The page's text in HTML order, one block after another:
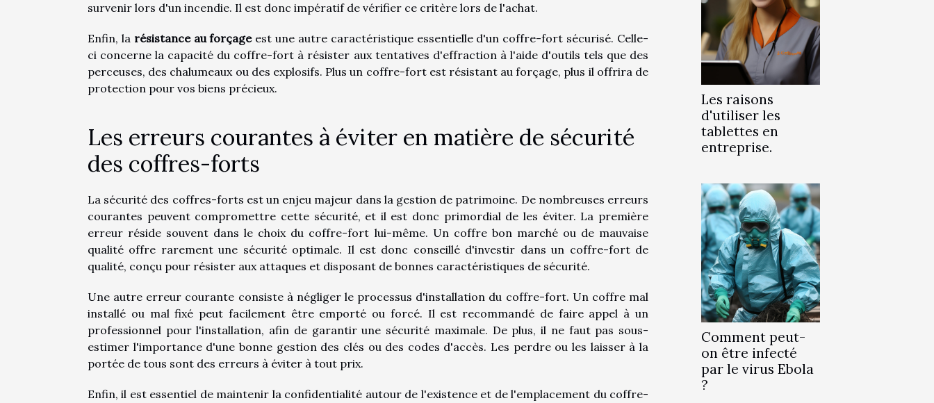
survenir lors d'un incendie. Il est donc impératif de vérifier ce critère lors de l'achat.
Enfin, la résistance au forçageest une autre caractéristique essentielle d'un coffre-fort sécurisé. Celle-
ci concerne la capacité du coffre-fort à résister aux tentatives d'effraction à l'aide d'outils tels que des
perceuses, des chalumeaux ou des explosifs. Plus un coffre-fort est résistant au forçage, plus il offrira de
protection pour vos biens précieux.
Les erreurs courantes à éviter en matière de sécurité
des coffres-forts
La sécurité des coffres-forts est un enjeu majeur dans la gestion de patrimoine. De nombreuses erreurs
courantes peuvent compromettre cette sécurité, et il est donc primordial de les éviter. La première
erreur réside souvent dans le choix du coffre-fort lui-même. Un coffre bon marché ou de mauvaise
qualité offre rarement une sécurité optimale. Il est donc conseillé d'investir dans un coffre-fort de
qualité, conçu pour résister aux attaques et disposant de bonnes caractéristiques de sécurité.
Une autre erreur courante consiste à négliger le processus d'installation du coffre-fort. Un coffre mal
installé ou mal fixé peut facilement être emporté ou forcé. Il est recommandé de faire appel à un
professionnel pour l'installation, afin de garantir une sécurité maximale. De plus, il ne faut pas sous-
estimer l'importance d'une bonne gestion des clés ou des codes d'accès. Les perdre ou les laisser à la
portée de tous sont des erreurs à éviter à tout prix.
Enfin, il est essentiel de maintenir la confidentialité autour de l'existence et de l'emplacement du coffre-
Les raisons
d'utiliser les
tablettes en
entreprise.
Comment peut-
on être infecté
par le virus Ebola
?